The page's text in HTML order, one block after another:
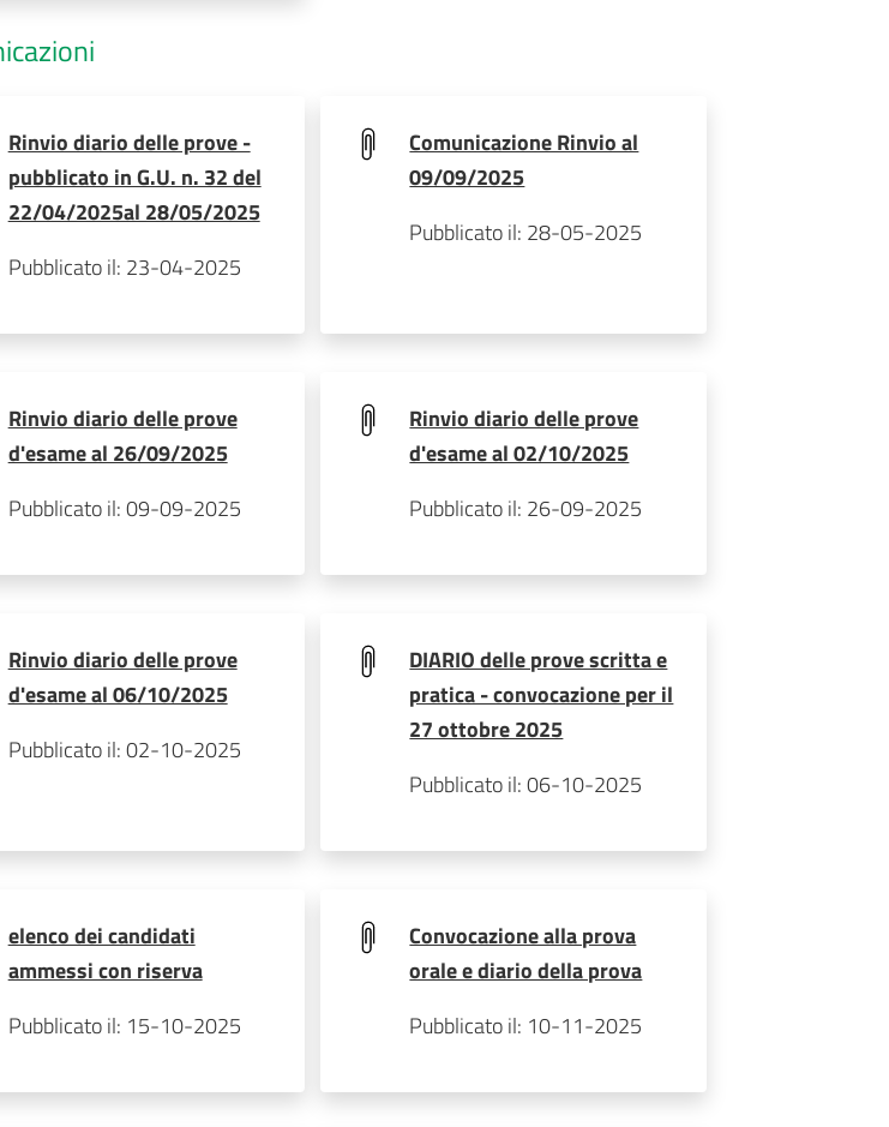
Rinvio diario delle prove -
pubblicato in G.U. n. 32 del
22/04/2025al 28/05/2025
Pubblicato il: 23-04-2025
Comunicazione Rinvio al
09/09/2025
Pubblicato il: 28-05-2025
Rinvio diario delle prove
d'esame al 26/09/2025
Pubblicato il: 09-09-2025
Rinvio diario delle prove
d'esame al 02/10/2025
Pubblicato il: 26-09-2025
Rinvio diario delle prove
d'esame al 06/10/2025
Pubblicato il: 02-10-2025
DIARIO delle prove scritta e
pratica - convocazione per il
27 ottobre 2025
Pubblicato il: 06-10-2025
elenco dei candidati
ammessi con riserva
Pubblicato il: 15-10-2025
Convocazione alla prova
orale e diario della prova
Pubblicato il: 10-11-2025